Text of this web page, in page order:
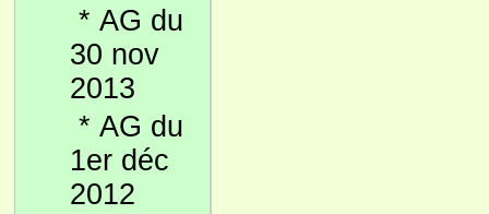
* AG du
30 nov
2013
* AG du
1er déc
2012